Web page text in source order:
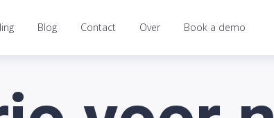
Blog Contact Over Book a demo